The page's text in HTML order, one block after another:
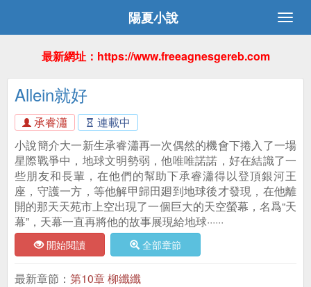
陽夏小說
最新網址：https://www.freeagnesgereb.com
Allein就好
承睿瀟
連載中
小說簡介大一新生承睿瀟再一次偶然的機會下捲入了一場
星際戰爭中，地球文明勢弱，他唯唯諾諾，好在結識了一
些朋友和長輩，在他們的幫助下承睿瀟得以登頂銀河王
座，守護一方，等他解甲歸田廻到地球後才發現，在他離
開的那天天苑市上空出現了一個巨大的天空螢幕，名爲“天
幕”，天幕一直再將他的故事展現給地球······
開始閱讀 全部章節
最新章節： 第10章 柳纖纖